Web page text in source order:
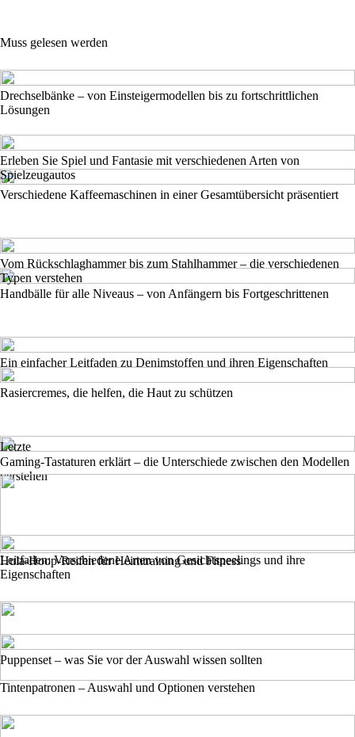
Muss gelesen werden
Drechselbänke – von Einsteigermodellen bis zu fortschrittlichen
Lösungen
Verschiedene Kaffeemaschinen in einer Gesamtübersicht präsentiert
Handbälle für alle Niveaus – von Anfängern bis Fortgeschrittenen
Rasiercremes, die helfen, die Haut zu schützen
Erleben Sie Spiel und Fantasie mit verschiedenen Arten von
Spielzeugautos
Vom Rückschlaghammer bis zum Stahlhammer – die verschiedenen
Typen verstehen
Ein einfacher Leitfaden zu Denimstoffen und ihren Eigenschaften
Gaming-Tastaturen erklärt – die Unterschiede zwischen den Modellen
verstehen
Hula-Hoop-Reifen für Heimtraining und Fitness
Puppenset – was Sie vor der Auswahl wissen sollten
Letzte
Leitfaden: Verschiedene Arten von Gesichtspeelings und ihre
Eigenschaften
Tintenpatronen – Auswahl und Optionen verstehen